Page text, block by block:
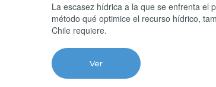
La escasez hídrica a la que se enfrenta el
método qué optimice el recurso hídrico,
Chile requiere.
Ver